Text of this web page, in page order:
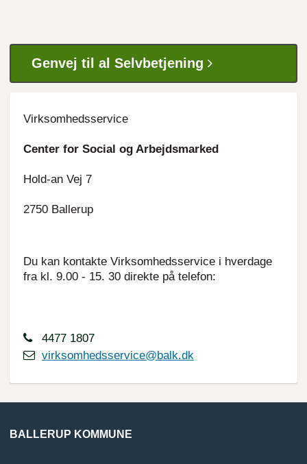
Genvej til al Selvbetjening
Virksomhedsservice
Center for Social og Arbejdsmarked
Hold-an Vej 7
2750 Ballerup
Du kan kontakte Virksomhedsservice i hverdage
fra kl. 9.00 - 15. 30 direkte på telefon:
4477 1807
virksomhedsservice@balk.dk
BALLERUP KOMMUNE